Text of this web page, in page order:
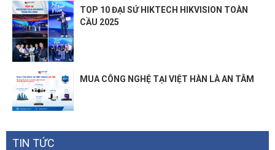
TOP 10 ĐẠI SỨ HIKTECH HIKVISION TOÀN
CẦU 2025
MUA CÔNG NGHỆ TẠI VIỆT HÀN LÀ AN TÂM
TIN TỨC